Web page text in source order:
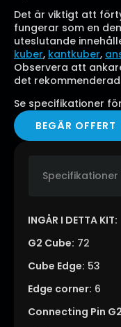
Det är viktigt att
fungerar som en
uteslutande
kuber, kantkuber,
Observera att
det
Se specifikationer
BEGÄR OFFERT
INGÅR I DETTA KIT:
G2 Cube: 72
Cube Edge: 53
Edge corner: 6
Connecting Pin